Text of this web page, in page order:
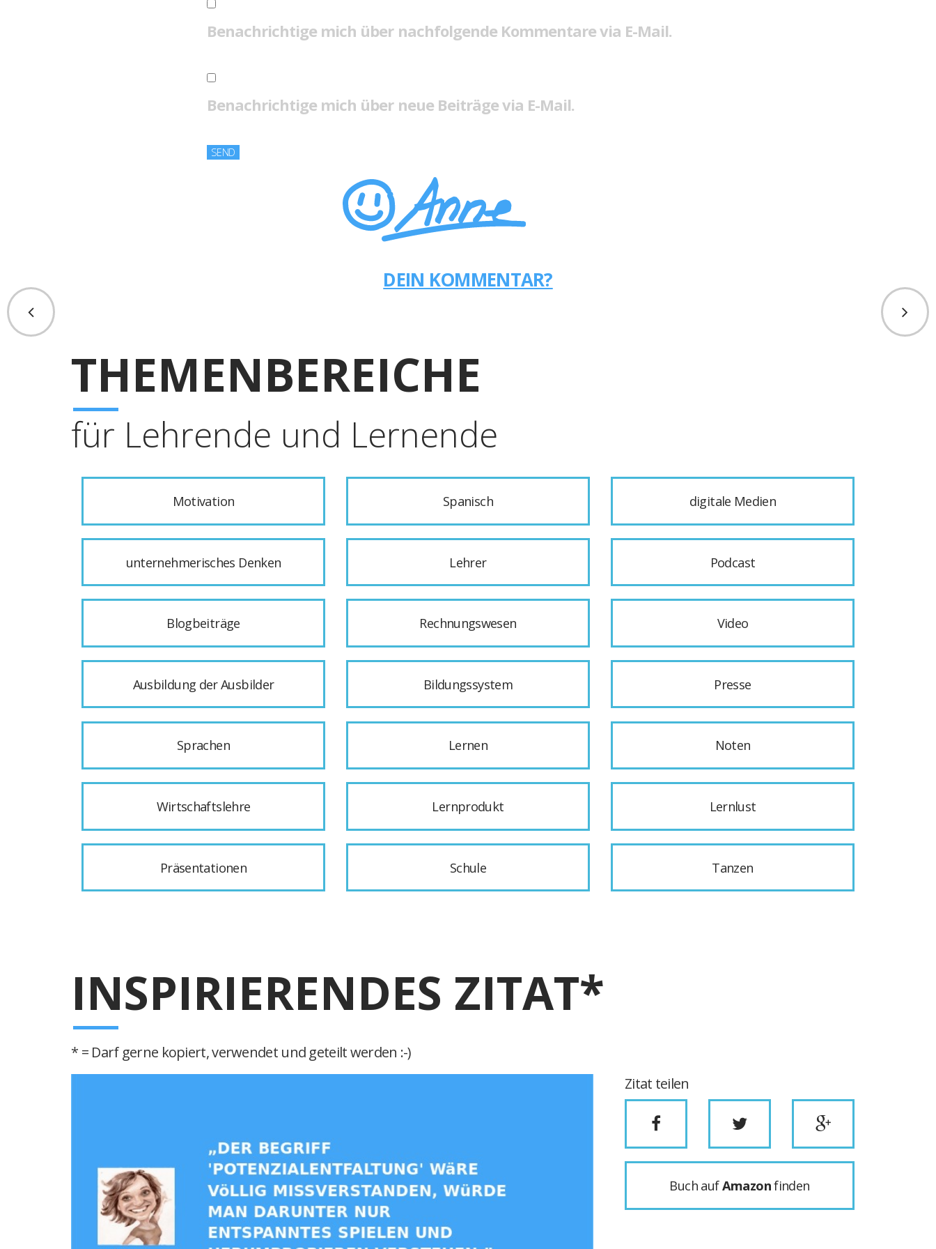
Benachrichtige mich über nachfolgende Kommentare via E-Mail.
Benachrichtige mich über neue Beiträge via E-Mail.
DEIN KOMMENTAR?
THEMENBEREICHE
für Lehrende und Lernende
Motivation Spanisch digitale Medien
unternehmerisches Denken Lehrer Podcast
Blogbeiträge Rechnungswesen Video
Ausbildung der Ausbilder Bildungssystem Presse
Sprachen Lernen Noten
Wirtschaftslehre Lernprodukt Lernlust
Präsentationen Schule Tanzen
INSPIRIERENDES ZITAT*
* = Darf gerne kopiert, verwendet und geteilt werden :-)
Zitat teilen
Buch aufAmazonfinden